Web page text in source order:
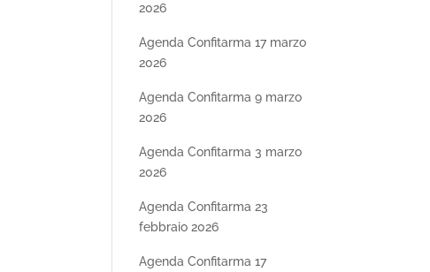
2026
Agenda Confitarma 17 marzo
2026
Agenda Confitarma 9 marzo
2026
Agenda Confitarma 3 marzo
2026
Agenda Confitarma 23
febbraio 2026
Agenda Confitarma 17